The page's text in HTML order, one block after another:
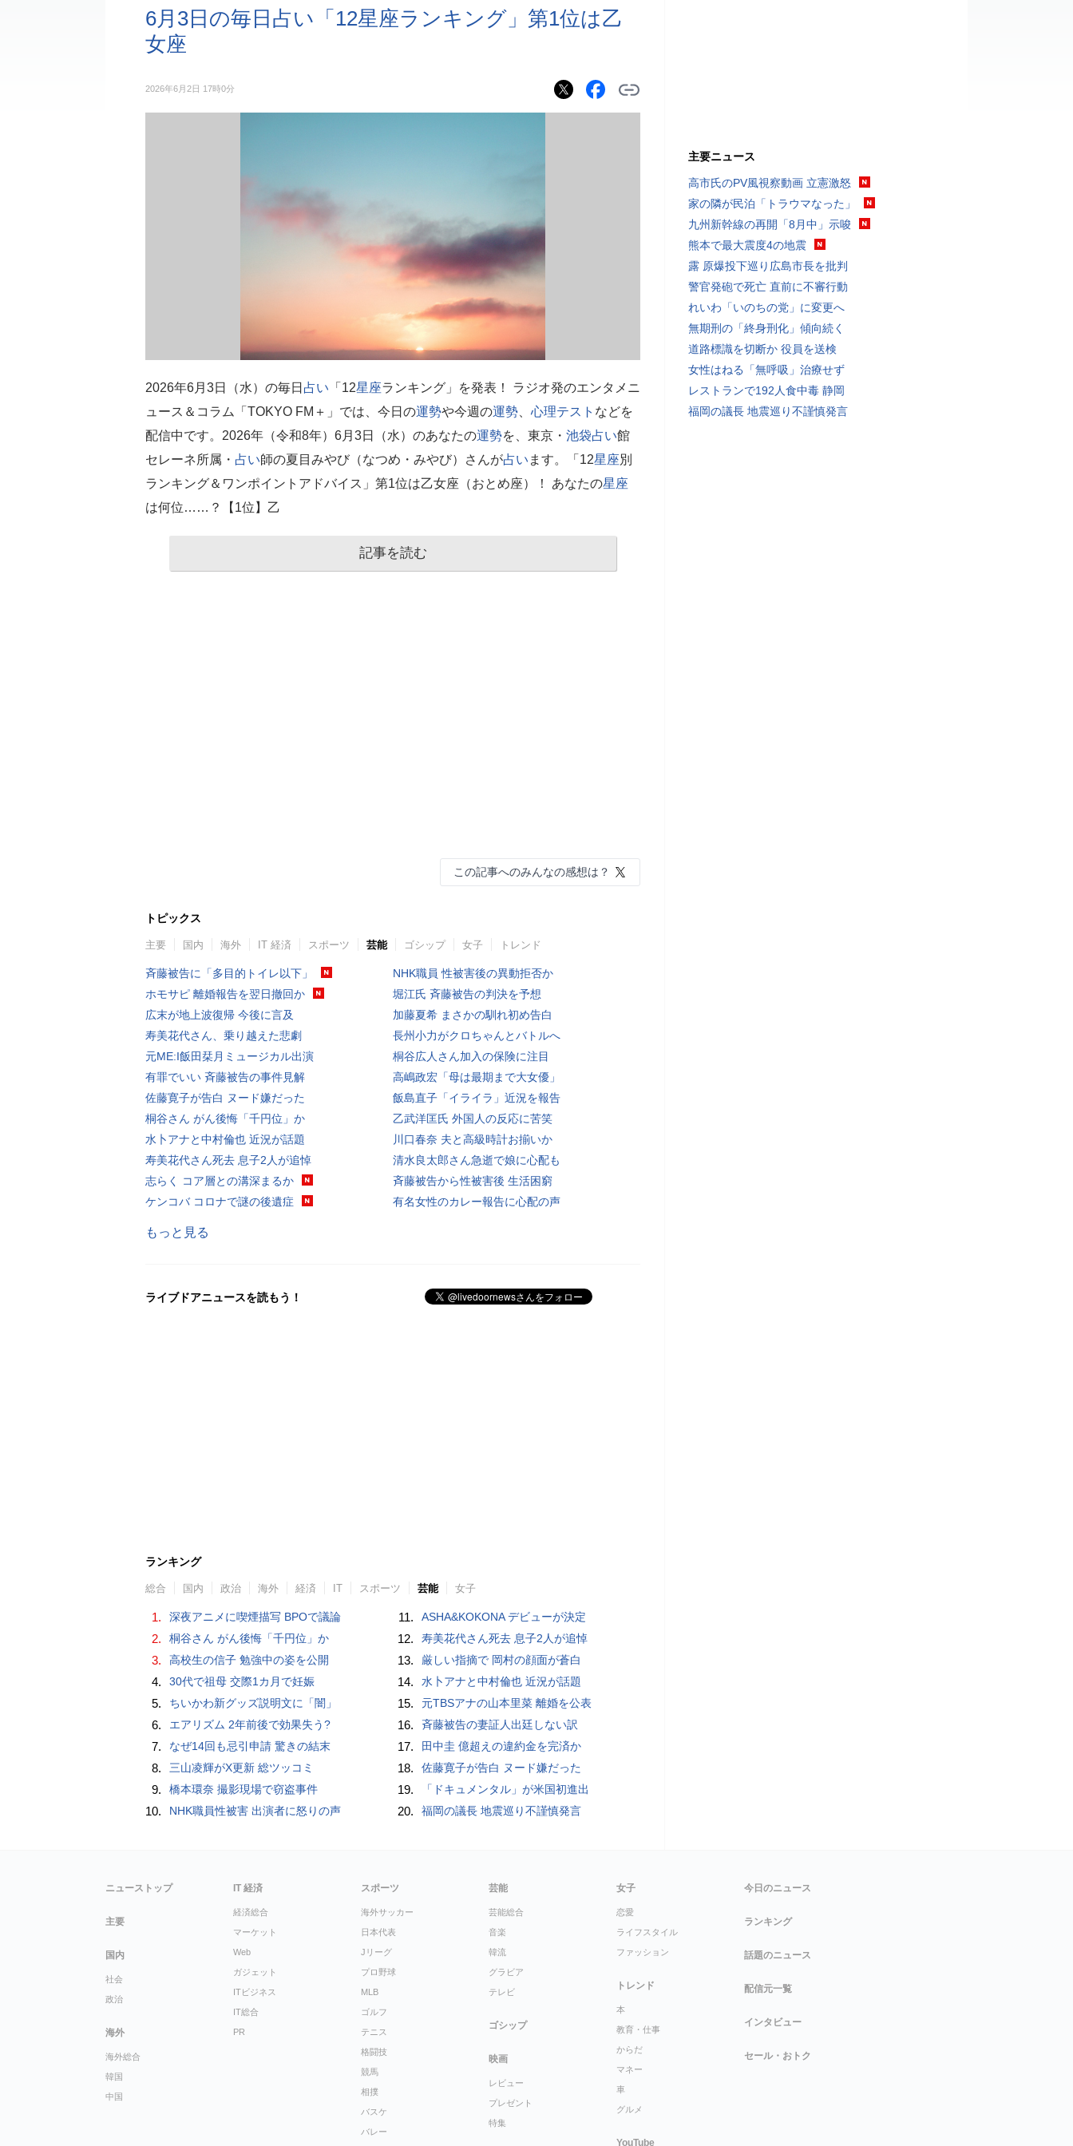
6月3日の毎日占い「12星座ランキング」第1位は乙
女座
2026年6月2日 17時0分
2026年6月3日（水）の毎日 占い 「12星座ランキング」を発表！ ラジオ発のエンタメニ
ュース＆コラム「TOKYO FM＋」では、今日の運勢や今週の運勢 心理テスト などを
配信中です。2026年（令和8年）6月3日（水）のあなたの運勢を、東京・ 池袋占い館
セレーネ所属・ 占い師の夏目みやび（なつめ・みやび）さんが占い ます。「12星座別
ランキング＆ワンポイントアドバイス」第1位は乙女座（おとめ座）！ あなたの星座
は何位……？【1位】乙
記事を読む
この記事へのみんなの感想は？
トピックス
主要 国内 海外 IT 経済 スポーツ 芸能 ゴシップ 女子 トレンド
斉藤被告に「多目的トイレ以下」
ホモサピ 離婚報告を翌日撤回か
広末が地上波復帰 今後に言及
寿美花代さん、乗り越えた悲劇
元ME:I飯田栞月ミュージカル出演
有罪でいい 斉藤被告の事件見解
佐藤寛子が告白 ヌード嫌だった
桐谷さん がん後悔「千円位」か
水卜アナと中村倫也 近況が話題
寿美花代さん死去 息子2人が追悼
志らく コア層との溝深まるか
ケンコバ コロナで謎の後遺症
NHK職員 性被害後の異動拒否か
堀江氏 斉藤被告の判決を予想
加藤夏希 まさかの馴れ初め告白
長州小力がクロちゃんとバトルへ
桐谷広人さん加入の保険に注目
高嶋政宏「母は最期まで大女優」
飯島直子「イライラ」近況を報告
乙武洋匡氏 外国人の反応に苦笑
川口春奈 夫と高級時計お揃いか
清水良太郎さん急逝で娘に心配も
斉藤被告から性被害後 生活困窮
有名女性のカレー報告に心配の声
もっと見る
ライブドアニュースを読もう！
ランキング
総合 国内 政治 海外 経済 IT スポーツ 芸能 女子
1. 深夜アニメに喫煙描写 BPOで議論
2. 桐谷さん がん後悔「千円位」か
3. 高校生の信子 勉強中の姿を公開
4. 30代で祖母 交際1カ月で妊娠
5. ちいかわ新グッズ説明文に「闇」
6. エアリズム 2年前後で効果失う?
7. なぜ14回も忌引申請 驚きの結末
8. 三山凌輝がX更新 総ツッコミ
9. 橋本環奈 撮影現場で窃盗事件
10. NHK職員性被害 出演者に怒りの声
11. ASHA&KOKONA デビューが決定
12. 寿美花代さん死去 息子2人が追悼
13. 厳しい指摘で 岡村の顔面が蒼白
14. 水卜アナと中村倫也 近況が話題
15. 元TBSアナの山本里菜 離婚を公表
16. 斉藤被告の妻証人出廷しない訳
17. 田中圭 億超えの違約金を完済か
18. 佐藤寛子が告白 ヌード嫌だった
19. 「ドキュメンタル」が米国初進出
20. 福岡の議長 地震巡り不謹慎発言
主要ニュース
高市氏のPV風視察動画 立憲激怒
家の隣が民泊「トラウマなった」
九州新幹線の再開「8月中」示唆
熊本で最大震度4の地震
露 原爆投下巡り広島市長を批判
警官発砲で死亡 直前に不審行動
れいわ「いのちの党」に変更へ
無期刑の「終身刑化」傾向続く
道路標識を切断か 役員を送検
女性はねる「無呼吸」治療せず
レストランで192人食中毒 静岡
福岡の議長 地震巡り不謹慎発言
ニューストップ
主要
国内
社会
政治
海外
海外総合
韓国
中国
IT 経済
経済総合
マーケット
Web
ガジェット
ITビジネス
IT総合
PR
スポーツ
海外サッカー
日本代表
Jリーグ
プロ野球
MLB
ゴルフ
テニス
格闘技
競馬
相撲
バスケ
バレー
芸能
芸能総合
音楽
韓流
グラビア
テレビ
ゴシップ
映画
レビュー
プレゼント
特集
女子
恋愛
ライフスタイル
ファッション
トレンド
本
教育・仕事
からだ
マネー
車
グルメ
YouTube
今日のニュース
ランキング
話題のニュース
配信元一覧
インタビュー
セール・おトク